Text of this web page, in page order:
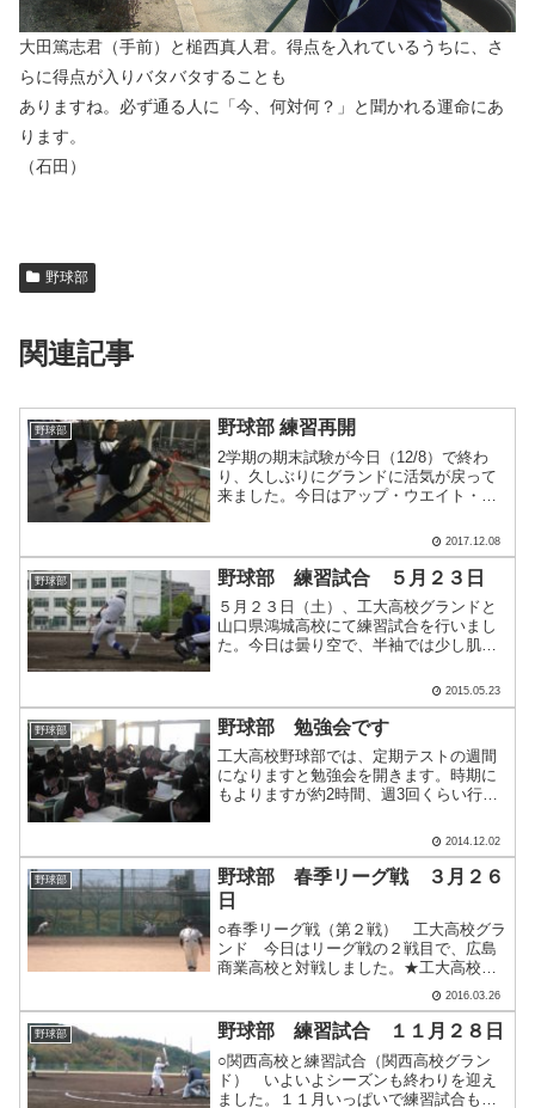
大田篤志君（手前）と槌西真人君。得点を入れているうちに、さ
らに得点が入りバタバタすることも
ありますね。必ず通る人に「今、何対何？」と聞かれる運命にあ
ります。
（石田）
野球部
関連記事
野球部 野球部 練習再開
2学期の期末試験が今日（12/8）で終わ
り、久しぶりにグランドに活気が戻って
来ました。今日はアップ・ウエイト・ロ
体・振れる身体に戻すことをテーマに練
習しました。奥はロングティー、手前は
連続ティーです。1番手.....
2017.12.08
野球部 野球部 練習試合 ５月２３日
５月２３日（土）、工大高校グランドと
山口県鴻城高校にて練習試合を行いまし
た。今日は曇り空で、半袖では少し肌寒
ド） 工大高 １－０ 防府高校 P植
熊野・並木学院高校 P.....
2015.05.23
野球部 野球部 勉強会です
工大高校野球部では、定期テストの週間
になりますと勉強会を開きます。時期に
もよりますが約2時間、週3回くらい行い
野球も勉強も一緒ですね。 部員が１・２
年生で76名ですので2つの教室を使用。
まず登場は2年生.....
2014.12.02
野球部
野球部 春季リーグ戦 ３月２６
日
○春季リーグ戦（第２戦） 工大高校グラ
ンド 今日はリーグ戦の２戦目で、広島
商業高校と対戦しました。★工大高校
１－５ 広島商業高校 P広森、横山―C
澤田 ２塁打：斉藤、広森 ０－１で
迎えた４回、２死満塁から広森が押し出
しを選び同点とする。.....
2016.03.26
野球部 野球部 練習試合 １１月２８日
○関西高校と練習試合（関西高校グラン
ド） いよいよシーズンも終わりを迎え
ました。１１月いっぱいで練習試合も終